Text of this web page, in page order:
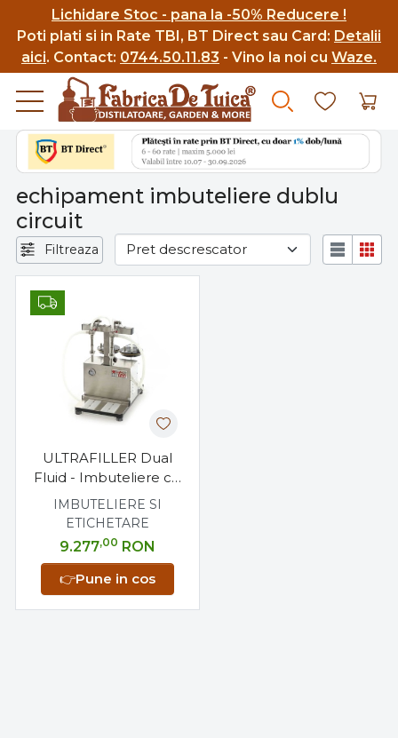
Lichidare Stoc - pana la -50% Reducere !
Poti plati si in Rate TBI, BT Direct sau Card: Detalii
aici. Contact: 0744.50.11.83 - Vino la noi cu Waze.
echipament imbuteliere dublu
circuit
Filtreaza
ULTRAFILLER Dual
Fluid - Imbuteliere cu
Vacuum pentru 2
Lichide Separate
IMBUTELIERE SI
ETICHETARE
9.277,00 RON
👉Pune in cos